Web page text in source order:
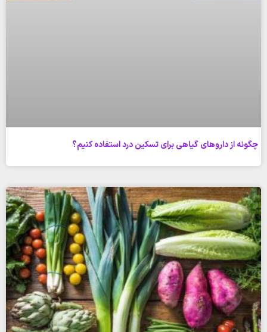
چگونه از داروهای گیاهی برای تسکین درد استفاده کنیم؟